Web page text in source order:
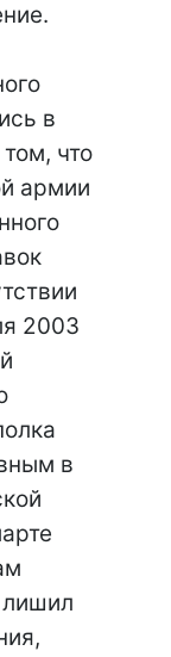
в
что
армии
2003
в